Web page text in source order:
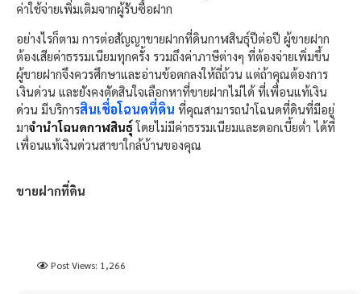
ค่าใช้จ่ายเพิ่มเติมจากผู้รับซื้อฝาก
อย่างไรก็ตาม การต่อสัญญาขายฝากที่ดินกาฬสินธุ์ปีต่อปี ผู้ขายฝาก
ต้องเสียค่าธรรมเนียมทุกครั้ง รวมถึงค่าภาษีต่างๆ ที่ต้องจ่ายเพิ่มขึ้น
ผู้ขายฝากจึงควรศึกษาและอ่านข้อตกลงให้ถี่ถ้วน แต่ถ้าคุณต้องการ
เงินด่วน และยังคงตัดสินใจเลือกหาที่ขายฝากไม่ได้ ที่เพื่อนแท้เงิน
ด่วน มีบริการสินเชื่อโฉนดที่ดิน ที่คุณสามารถนำโฉนดที่ดินที่มีอยู่
มาจำนำโฉนดกาฬสินธุ์โดยไม่มีค่าธรรมเนียมและดอกเบี้ยต่ำ ได้ที่
เพื่อนแท้เงินด่วนสาขาใกล้บ้านของคุณ
ขายฝากที่ดิน
Post Views: 1,266